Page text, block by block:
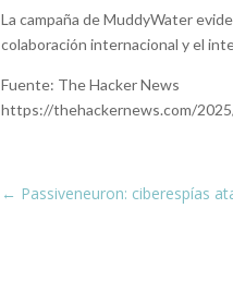
La campaña de MuddyWater
colaboración internacional y el
Fuente: The Hacker News
https://thehackernews.com/
← Passiveneuron: ciberespías